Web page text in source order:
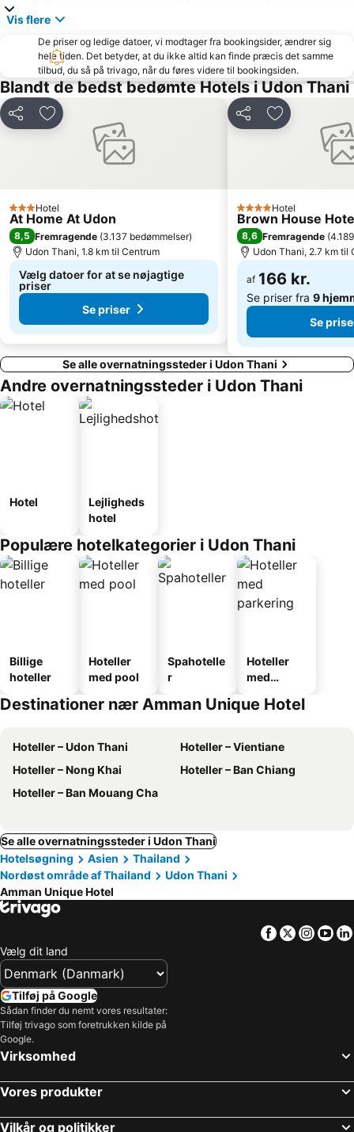
Vis flere
De priser og ledige datoer, vi modtager fra bookingsider, ændrer sig
hele tiden. Det betyder, at du ikke altid kan finde præcis det samme
tilbud, du så på trivago, når du føres videre til bookingsiden.
Blandt de bedst bedømte Hotels i Udon Thani
Del Føj til favoritter
3 Stjerner
Hotel
At Home At Udon
8,5 Fremragende (3.137 bedømmelser)
Udon Thani, 1.8 km til Centrum
Vælg datoer for at se nøjagtige
priser
Se priser
Del Føj til
4 Stjerner
Hotel
Brown House
8,6 Fremragende (
Udon Thani, 2.7 km til
af 166 kr.
Se priser fra 9
Se
Se alle overnatningssteder i Udon Thani
Andre overnatningssteder i Udon Thani
Hotel
Lejligheds
hotel
Populære hotelkategorier i Udon Thani
Billige
hoteller
Hoteller
med pool
Spahotelle
r
Hoteller
med
Destinationer nær Amman Unique Hotel
Hoteller – Udon Thani
Hoteller – Vientiane
Hoteller – Nong Khai
Hoteller – Ban Chiang
Hoteller – Ban Mouang Cha
Se alle overnatningssteder i Udon Thani
Hotelsøgning
Asien
Thailand
Nordøst område af Thailand
Udon Thani
Amman Unique Hotel
Facebook
Twitter
Vælg dit land
Tilføj på Google
Sådan finder du nemt vores resultater:
Tilføj trivago som foretrukken kilde på
Google.
Virksomhed
Vores produkter
Vilkår og politikker